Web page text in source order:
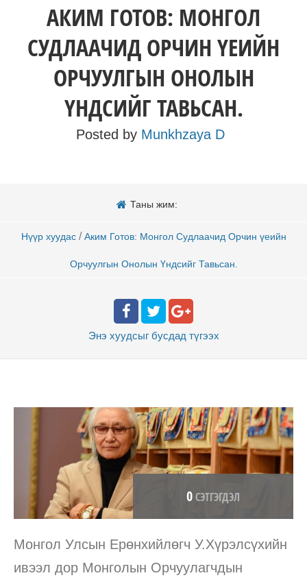
АКИМ ГОТОВ: МОНГОЛ
СУДЛААЧИД ОРЧИН ҮЕИЙН
ОРЧУУЛГЫН ОНОЛЫН
ҮНДСИЙГ ТАВЬСАН.
Posted by Munkhzaya D
Таны жим:
Нүүр хуудас / Аким Готов: Монгол Судлаачид Орчин үеийн
Орчуулгын Онолын Үндсийг Тавьсан.
Энэ хуудсыг бусдад түгээх
0СЭТГЭГДЭЛ
Монгол Улсын Ерөнхийлөгч У.Хүрэлсүхийн
ивээл дор Монголын Орчуулагчдын